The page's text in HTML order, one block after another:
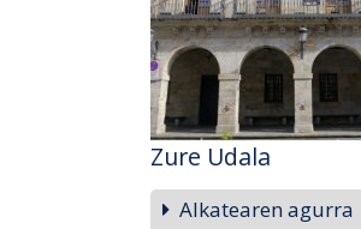
Zure Udala
Alkatearen agurra